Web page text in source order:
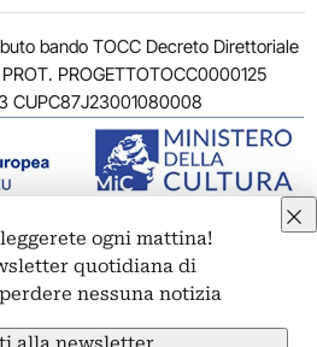
bando TOCC Decreto Direttoriale
PROGETTOTOCC0000125
CUPC87J23001080008
– Corso Vittorio Emanuele II, 287 –
protezione dei dati personali
Emanuele II, 287 – 00186 Roma
ogni mattina!
quotidiana di
nessuna notizia